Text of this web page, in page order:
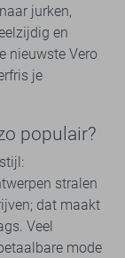
jurken,
en
nieuwste Vero
je
populair?
stralen
dat maakt
Veel
mode